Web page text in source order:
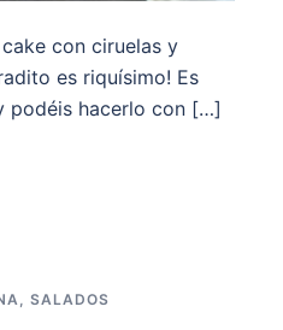
con ciruelas y
es riquísimo! Es
podéis hacerlo con […]
, SALADOS